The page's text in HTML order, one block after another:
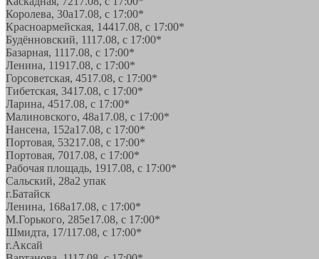
Королева, 30а17.08, с 17:00*
Красноармейская, 14417.08, с 17:00*
Будённовский, 1117.08, с 17:00*
Базарная, 1117.08, с 17:00*
Ленина, 11917.08, с 17:00*
Горсоветская, 4517.08, с 17:00*
Тибетская, 3417.08, с 17:00*
Ларина, 4517.08, с 17:00*
Малиновского, 48а17.08, с 17:00*
Нансена, 152а17.08, с 17:00*
Портовая, 53217.08, с 17:00*
Портовая, 7017.08, с 17:00*
Рабочая площадь, 1917.08, с 17:00*
Сальский, 28a2 упак
г.Батайск
Ленина, 168а17.08, с 17:00*
М.Горького, 285е17.08, с 17:00*
Шмидта, 17/117.08, с 17:00*
г.Аксай